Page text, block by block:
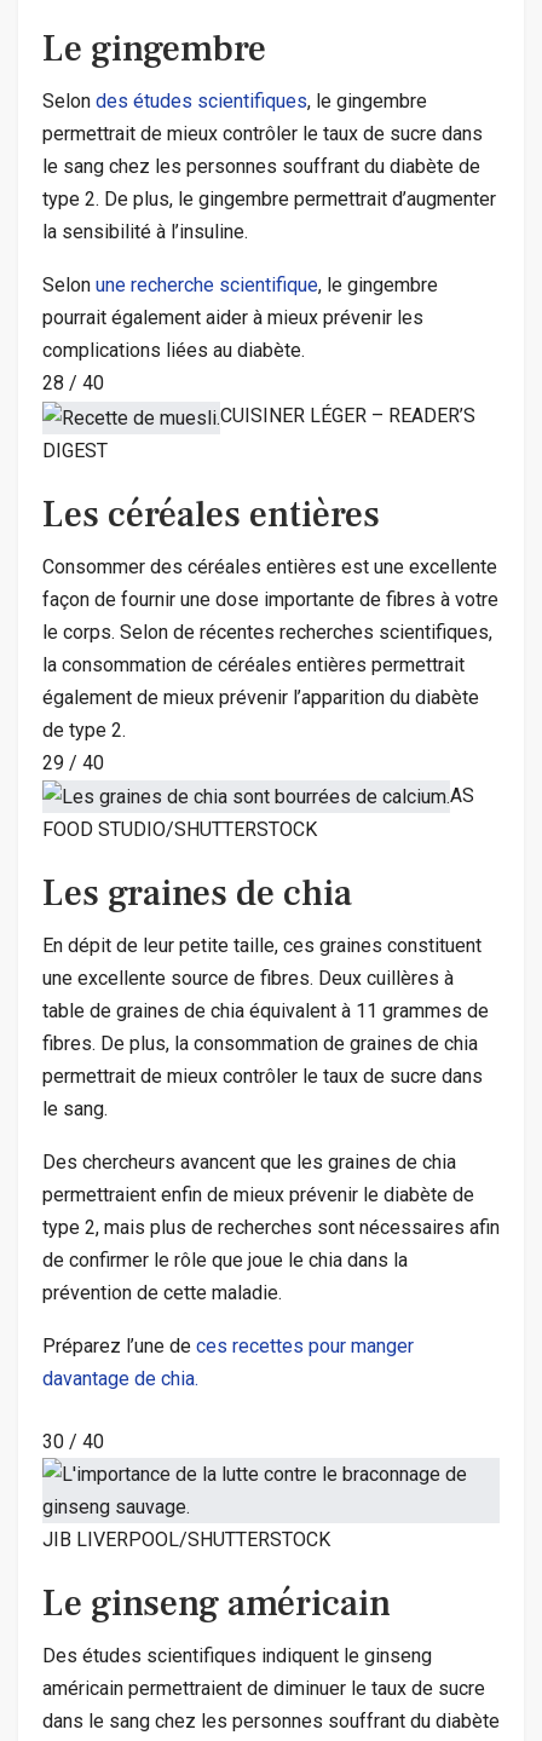
Le gingembre
Selon des études scientifiques, le gingembre
permettrait de mieux contrôler le taux de sucre dans
le sang chez les personnes souffrant du diabète de
type 2. De plus, le gingembre permettrait d’augmenter
la sensibilité à l’insuline.
Selon une recherche scientifique, le gingembre
pourrait également aider à mieux prévenir les
complications liées au diabète.
28 / 40
CUISINER LÉGER – READER’S
DIGEST
Les céréales entières
Consommer des céréales entières est une excellente
façon de fournir une dose importante de fibres à votre
le corps. Selon de récentes recherches scientifiques,
la consommation de céréales entières permettrait
également de mieux prévenir l’apparition du diabète
de type 2.
29 / 40
AS
FOOD STUDIO/SHUTTERSTOCK
Les graines de chia
En dépit de leur petite taille, ces graines constituent
une excellente source de fibres. Deux cuillères à
table de graines de chia équivalent à 11 grammes de
fibres. De plus, la consommation de graines de chia
permettrait de mieux contrôler le taux de sucre dans
le sang.
Des chercheurs avancent que les graines de chia
permettraient enfin de mieux prévenir le diabète de
type 2, mais plus de recherches sont nécessaires afin
de confirmer le rôle que joue le chia dans la
prévention de cette maladie.
Préparez l’une de ces recettes pour manger
davantage de chia.
30 / 40
JIB LIVERPOOL/SHUTTERSTOCK
Le ginseng américain
Des études scientifiques indiquent le ginseng
américain permettraient de diminuer le taux de sucre
dans le sang chez les personnes souffrant du diabète